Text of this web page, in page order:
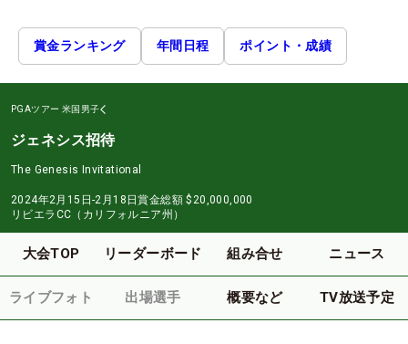
賞金ランキング 年間日程 ポイント・成績
PGAツアー 米国男子
ジェネシス招待
The Genesis Invitational
2024年2月15日-2月18日賞金総額 $20,000,000
リビエラCC（カリフォルニア州）
大会TOP リーダーボード 組み合せ ニュース
ライブフォト 出場選手 概要など TV放送予定